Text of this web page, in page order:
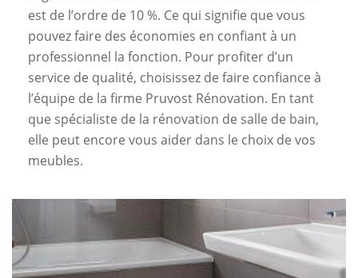
est de l’ordre de 10 %. Ce qui signifie que vous
pouvez faire des économies en confiant à un
professionnel la fonction. Pour profiter d’un
service de qualité, choisissez de faire confiance à
l’équipe de la firme Pruvost Rénovation. En tant
que spécialiste de la rénovation de salle de bain,
elle peut encore vous aider dans le choix de vos
meubles.